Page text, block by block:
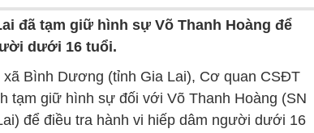
đã tạm giữ hình sự Võ Thanh Hoàng để
dưới 16 tuổi.
Bình Dương (tỉnh Gia Lai), Cơ quan CSĐT
tạm giữ hình sự đối với Võ Thanh Hoàng (SN
để điều tra hành vi hiếp dâm người dưới 16